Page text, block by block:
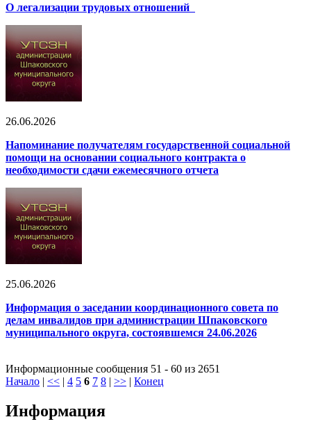
О легализации трудовых отношений
26.06.2026
Напоминание получателям государственной социальной
помощи на основании социального контракта о
необходимости сдачи ежемесячного отчета
25.06.2026
Информация о заседании координационного совета по
делам инвалидов при администрации Шпаковского
муниципального округа, состоявшемся 24.06.2026
Информационные сообщения 51 - 60 из 2651
Начало | << | 4 5 6 7 8 | >> | Конец
Информация